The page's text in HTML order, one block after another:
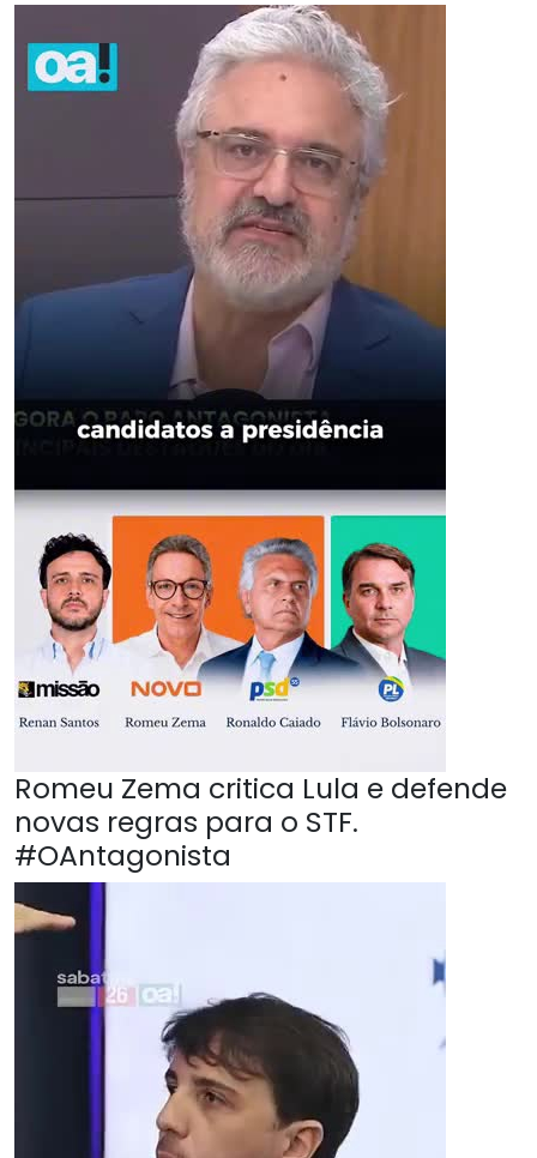
Romeu Zema critica Lula e defende
novas regras para o STF.
#OAntagonista